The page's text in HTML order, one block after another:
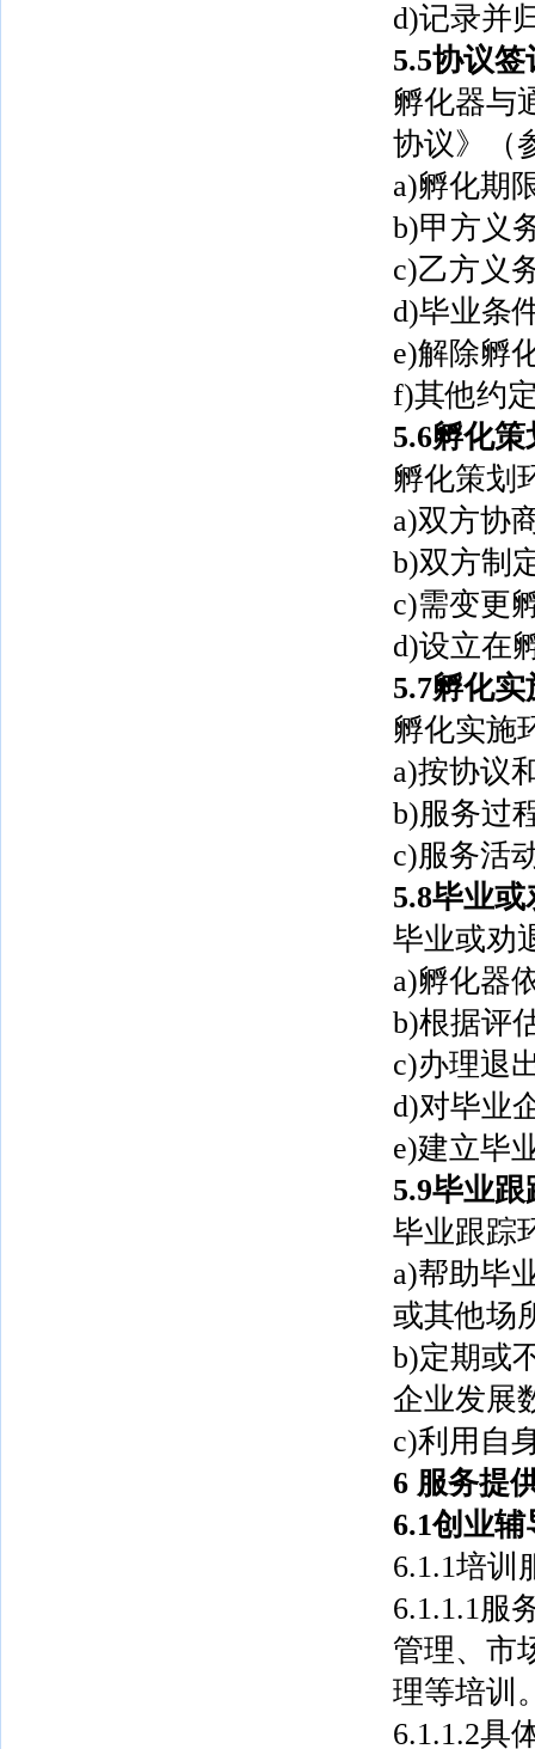
d)记录并
5.5协议签
孵化器与
协议》（
a)孵化期
b)甲方义
c)乙方义
d)毕业条
e)解除孵
f)其他约
5.6孵化策
孵化策划
a)双方协
b)双方制
c)需变更
d)设立在
5.7孵化实
孵化实施
a)按协议
b)服务过
c)服务活
5.8毕业或
毕业或劝
a)孵化器
b)根据评
c)办理退
d)对毕业
e)建立毕
5.9毕业跟
毕业跟踪
a)帮助毕
或其他场
b)定期或
企业发展
c)利用自
6 服务提
6.1创业
6.1.1培训
6.1.1.1服
管理、市
理等培训
6.1.1.2具